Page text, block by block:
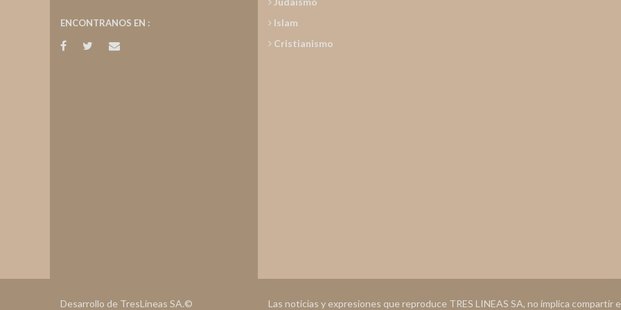
ENCONTRANOS EN :
Islam
Cristianismo
Las noticias y expresiones que reproduce TRES LINEAS SA, no implica compartir
Desarrollo de TresLineas SA.©